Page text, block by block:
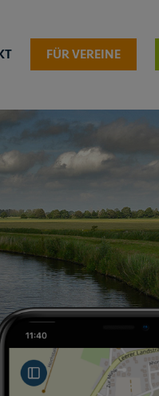
FÜR VEREINE
und